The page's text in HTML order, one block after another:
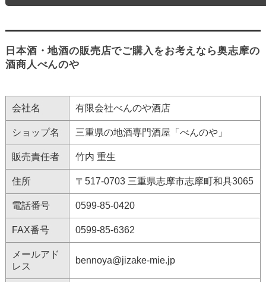
日本酒・地酒の販売店でご購入をお考えなら奥志摩の
酒商人べんのや
会社名 有限会社べんのや酒店
ショップ名 三重県の地酒専門酒屋「べんのや」
販売責任者 竹内 重生
住所 〒517-0703 三重県志摩市志摩町和具3065
電話番号 0599-85-0420
FAX番号 0599-85-6362
メールアド
レス
bennoya@jizake-mie.jp